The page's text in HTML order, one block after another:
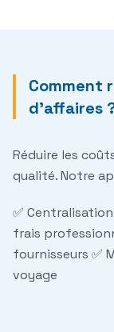
Comment
d'affaires
Réduire les
qualité. Notre
✅
frais
fournisseurs ✅
voyage